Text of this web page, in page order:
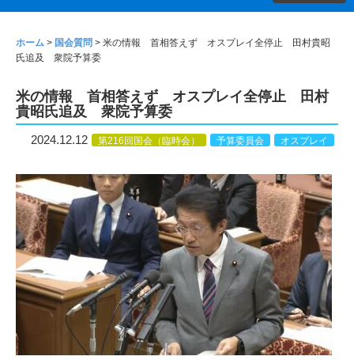
ホーム > 国会質問 > 米の情報 首相答えず オスプレイ全停止 田村貴昭
氏追及 衆院予算委
米の情報 首相答えず オスプレイ全停止 田村
貴昭氏追及 衆院予算委
2024.12.12 第216回国会（臨時会） 予算委員会 オスプレイ